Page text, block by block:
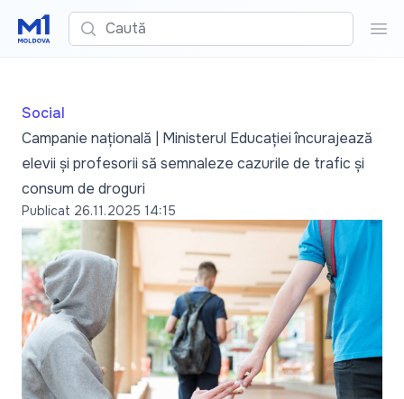
Caută
Social
Campanie națională | Ministerul Educației încurajează
elevii și profesorii să semnaleze cazurile de trafic și
consum de droguri
Publicat 26.11.2025 14:15